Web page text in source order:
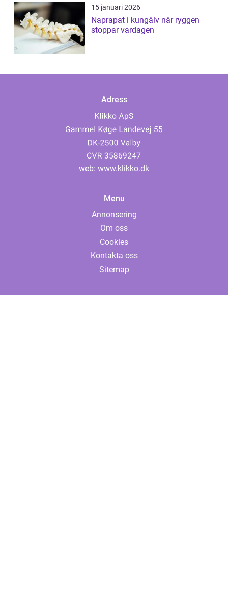
15 januari 2026
Naprapat i kungälv när ryggen
stoppar vardagen
Adress
web: www.klikko.dk
Menu
Annonsering
Om oss
Cookies
Kontakta oss
Sitemap